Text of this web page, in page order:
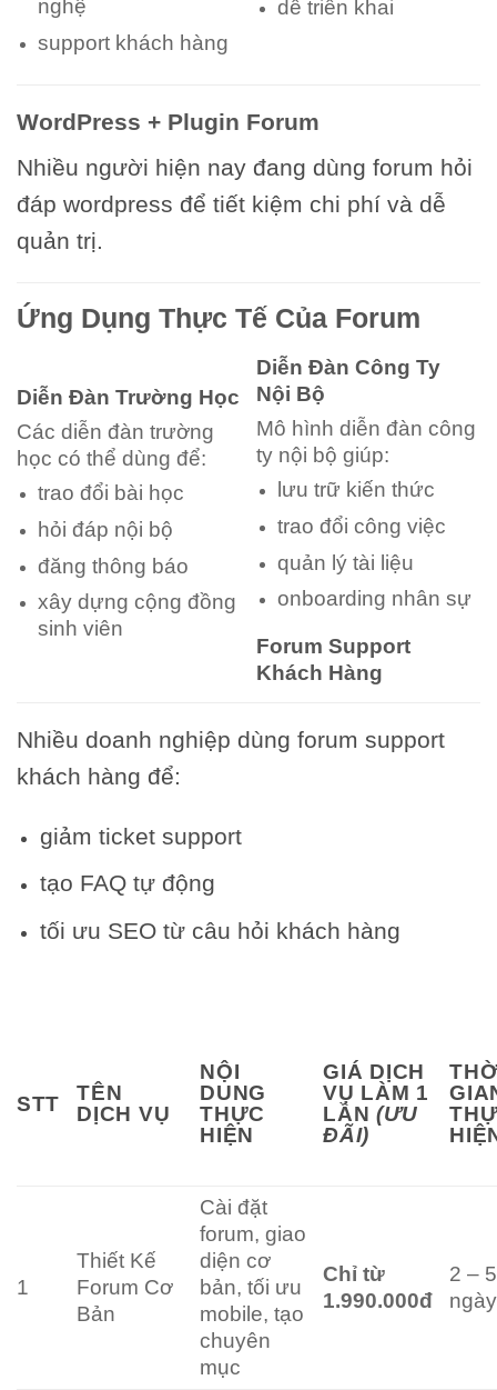
nghệ
support khách hàng
dễ triển khai
WordPress + Plugin Forum
Nhiều người hiện nay đang dùng forum hỏi
đáp wordpress để tiết kiệm chi phí và dễ
quản trị.
Ứng Dụng Thực Tế Của Forum
Diễn Đàn Trường Học
Các diễn đàn trường
học có thể dùng để:
trao đổi bài học
hỏi đáp nội bộ
đăng thông báo
xây dựng cộng đồng
sinh viên
Diễn Đàn Công Ty
Nội Bộ
Mô hình diễn đàn công
ty nội bộ giúp:
lưu trữ kiến thức
trao đổi công việc
quản lý tài liệu
onboarding nhân sự
Forum Support
Khách Hàng
Nhiều doanh nghiệp dùng forum support
khách hàng để:
giảm ticket support
tạo FAQ tự động
tối ưu SEO từ câu hỏi khách hàng
STT
TÊN
DỊCH VỤ
NỘI
DUNG
THỰC
HIỆN
GIÁ DỊCH
VỤ LÀM 1
LẦN(ƯU
ĐÃI)
1
Thiết Kế
Forum Cơ
Bản
Cài đặt
forum, giao
diện cơ
bản, tối ưu
mobile, tạo
chuyên
mục
Chỉ từ
1.990.000đ
2 – 5
ngày